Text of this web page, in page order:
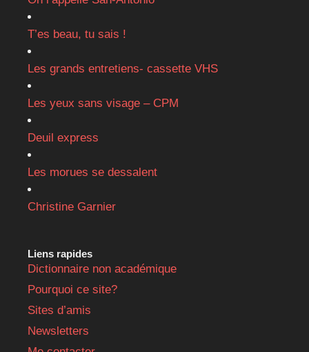
T’es beau, tu sais !
Les grands entretiens- cassette VHS
Les yeux sans visage – CPM
Deuil express
Les morues se dessalent
Christine Garnier
Liens rapides
Dictionnaire non académique
Pourquoi ce site?
Sites d’amis
Newsletters